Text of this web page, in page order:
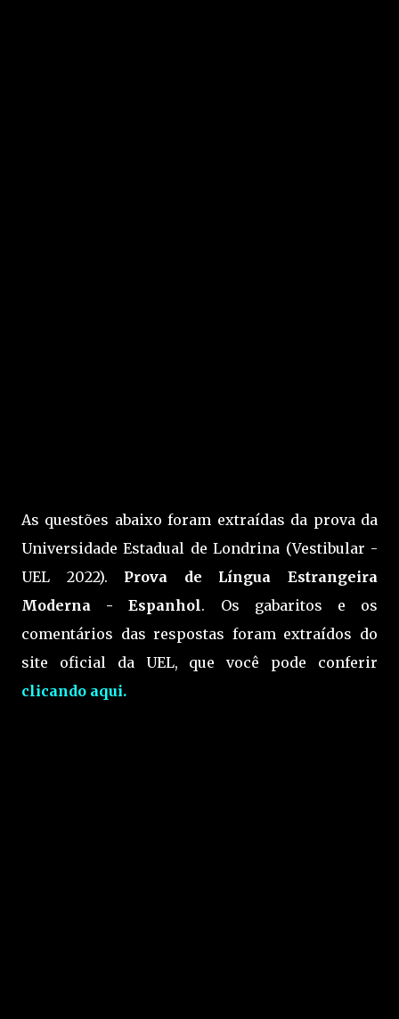
As questões abaixo foram extraídas da prova da
Universidade Estadual de Londrina (Vestibular -
UEL 2022). Prova de Língua Estrangeira
Moderna - Espanhol. Os gabaritos e os
comentários das respostas foram extraídos do
site oficial da UEL, que você pode conferir
clicando aqui.